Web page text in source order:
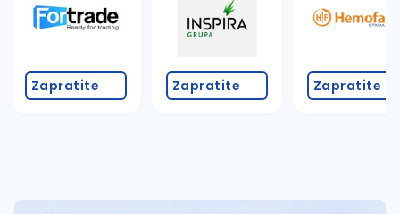
Zapratite Zapratite Zapratite